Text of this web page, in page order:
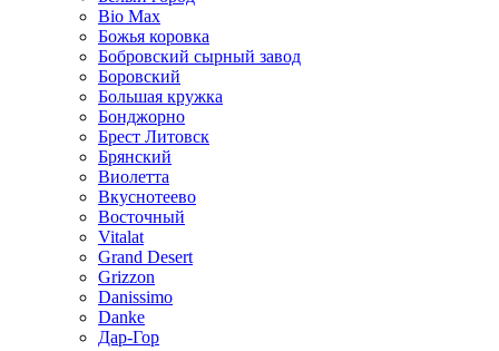
Bio Max
Божья коровка
Бобровский сырный завод
Боровский
Большая кружка
Бонджорно
Брест Литовск
Брянский
Виолетта
Вкуснотеево
Восточный
Vitalat
Grand Desert
Grizzon
Danissimo
Danke
Дар-Гор